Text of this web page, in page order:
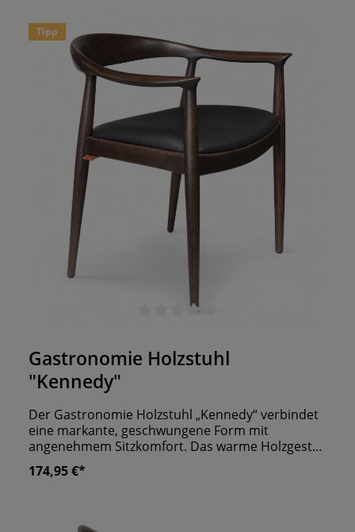
Tipp
Gastronomie Holzstuhl
"Kennedy"
Der Gastronomie Holzstuhl „Kennedy“ verbindet
eine markante, geschwungene Form mit
angenehmem Sitzkomfort. Das warme Holzgestell
verleiht Restaurants, Cafés, Bars und Bistros eine
hochwertige, einladende Ausstrahlung, während
ist die umlaufende Rücken- und Armlehne. Sie
174,95 €*